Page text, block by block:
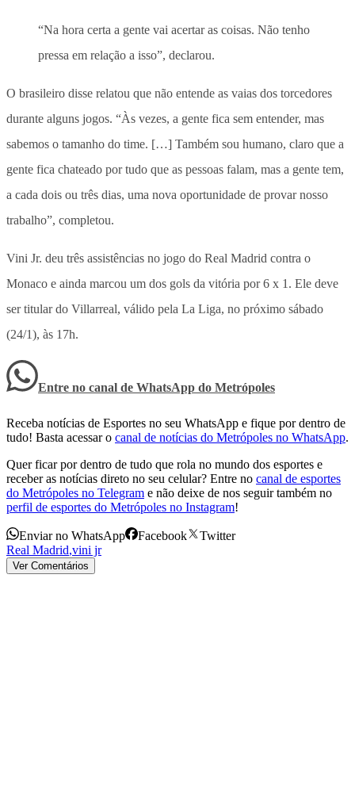
“Na hora certa a gente vai acertar as coisas. Não tenho
pressa em relação a isso”, declarou.
O brasileiro disse relatou que não entende as vaias dos torcedores
durante alguns jogos. “Às vezes, a gente fica sem entender, mas
sabemos o tamanho do time. […] Também sou humano, claro que a
gente fica chateado por tudo que as pessoas falam, mas a gente tem,
a cada dois ou três dias, uma nova oportunidade de provar nosso
trabalho”, completou.
Vini Jr. deu três assistências no jogo do Real Madrid contra o
Monaco e ainda marcou um dos gols da vitória por 6 x 1. Ele deve
ser titular do Villarreal, válido pela La Liga, no próximo sábado
(24/1), às 17h.
Entre no canal de WhatsApp do Metrópoles
Receba notícias de Esportes no seu WhatsApp e fique por dentro de
tudo! Basta acessar o canal de notícias do Metrópoles no WhatsApp.
Quer ficar por dentro de tudo que rola no mundo dos esportes e
receber as notícias direto no seu celular? Entre no canal de esportes
do Metrópoles no Telegram e não deixe de nos seguir também no
perfil de esportes do Metrópoles no Instagram!
Enviar no WhatsApp Facebook
Twitter
Real Madrid,vini jr
Ver Comentários